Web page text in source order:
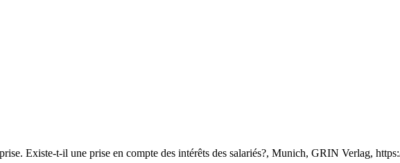
Existe-t-il une prise en compte des intérêts des salariés?, Munich, GRIN Verlag,